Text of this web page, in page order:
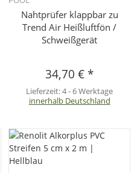
Nahtprüfer klappbar zu
Trend Air Heißluftfön /
Schweißgerät
34,70 € *
Lieferzeit:4 - 6 Werktage
innerhalb Deutschland